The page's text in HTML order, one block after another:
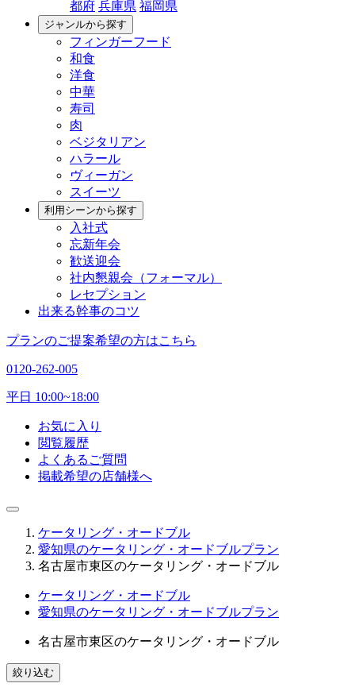
都府 兵庫県 福岡県
ジャンルから探す
フィンガーフード
和食
洋食
中華
寿司
肉
ベジタリアン
ハラール
ヴィーガン
スイーツ
利用シーンから探す
入社式
忘新年会
歓送迎会
社内懇親会（フォーマル）
レセプション
出来る幹事のコツ
プランのご提案希望の方はこちら
0120-262-005
平日 10:00~18:00
お気に入り
閲覧履歴
よくあるご質問
掲載希望の店舗様へ
ケータリング・オードブル
愛知県のケータリング・オードブルプラン
名古屋市東区のケータリング・オードブル
ケータリング・オードブル
愛知県のケータリング・オードブルプラン
名古屋市東区のケータリング・オードブル
絞り込む